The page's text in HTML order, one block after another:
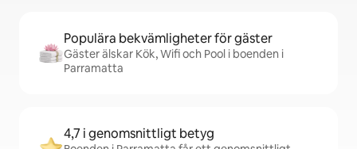
Populära bekvämligheter för gäster
Gäster älskar Kök, Wifi och Pool i boenden i
Parramatta
4,7 i genomsnittligt betyg